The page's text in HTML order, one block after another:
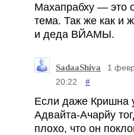
Махапрабху — это
тема. Так же как и
и деда ВЙАМЫ.
SadaaShiva
1
20:22
#
Если даже Кришна
Адвайта-Ачарйу
плохо, что он